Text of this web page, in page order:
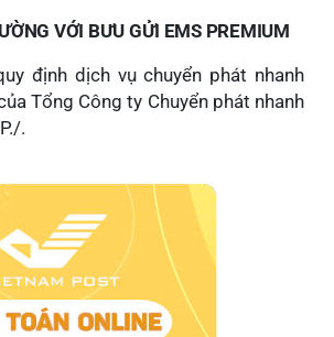
VỚI BƯU GỬI EMS PREMIUM
định dịch vụ chuyển phát nhanh
Tổng Công ty Chuyển phát nhanh
.